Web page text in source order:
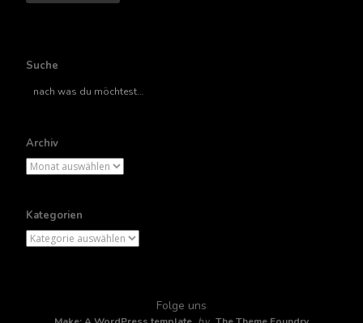
Suche
Suche
nach..
Archiv
Archiv
Kategorien
Kategorien
Folge uns